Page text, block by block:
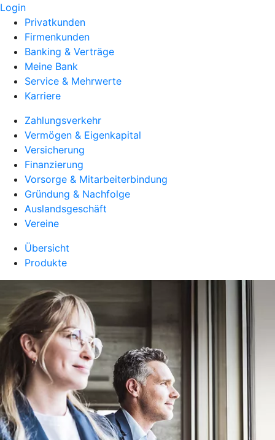
Login
Privatkunden
Firmenkunden
Banking & Verträge
Meine Bank
Service & Mehrwerte
Karriere
Zahlungsverkehr
Vermögen & Eigenkapital
Versicherung
Finanzierung
Vorsorge & Mitarbeiterbindung
Gründung & Nachfolge
Auslandsgeschäft
Vereine
Übersicht
Produkte